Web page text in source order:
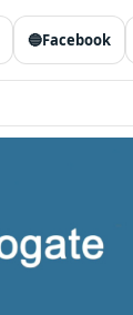
🔵Facebook